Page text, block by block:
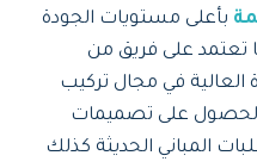
بأعلى مستويات الجودة
تعتمد على فريق من
العالية في مجال تركيب
على تصميمات
المباني الحديثة كذلك